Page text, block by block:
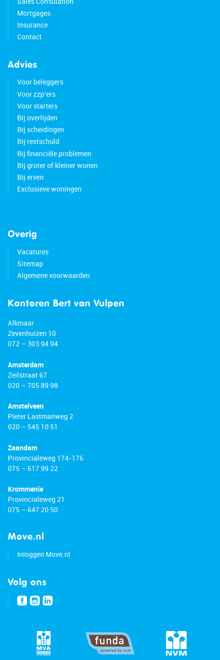
• Three solar panels installed
• Central heating boiler from 2023
• Located in a green and popular neighborhood
• Close to major roads
• Full ownership
Mortgages
Insurance
Contact
Advies
Voor beleggers
Voor zzp’ers
Voor starters
Bij overlijden
Bij scheidingen
Bij restschuld
Bij financiële problemen
Bij groter of kleiner wonen
Bij erven
Exclusieve woningen
Overig
Vacatures
Sitemap
Algemene voorwaarden
Kantoren Bert van Vulpen
Alkmaar
Zevenhuizen 10
072 – 303 94 94
Amsterdam
Zeilstraat 67
020 – 705 89 98
Amstelveen
Pieter Lastmanweg 2
020 – 545 10 51
Zaandam
Provincialeweg 174-176
075 – 617 99 22
Krommenie
Provincialeweg 21
075 – 647 20 50
Move.nl
Inloggen Move.nl
Volg ons